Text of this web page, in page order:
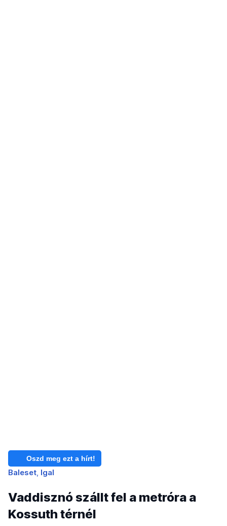
Oszd meg ezt a hírt!
Baleset Igal
Vaddisznó szállt fel a metróra a
Kossuth térnél